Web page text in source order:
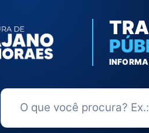
Buscar no Portal da Transparência